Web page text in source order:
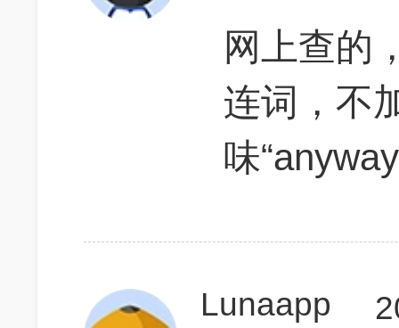
网上查的
连词，不
味
Lunaapp